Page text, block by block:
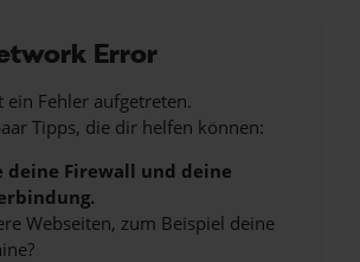
Error
ein Fehler aufgetreten.
Tipps, die dir helfen können:
deine Firewall und deine
Webseiten, zum Beispiel deine